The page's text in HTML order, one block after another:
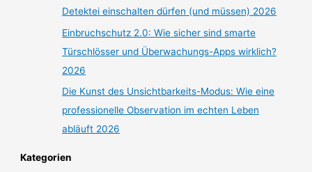
Detektei einschalten dürfen (und müssen) 2026
Einbruchschutz 2.0: Wie sicher sind smarte
Türschlösser und Überwachungs-Apps wirklich?
2026
Die Kunst des Unsichtbarkeits-Modus: Wie eine
professionelle Observation im echten Leben
abläuft 2026
Kategorien